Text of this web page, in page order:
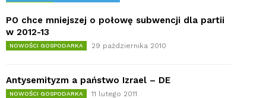
PO chce mniejszej o połowę subwencji dla partii
w 2012-13
NOWOŚCI GOSPODARKA 29 października 2010
Antysemityzm a państwo Izrael – DE
NOWOŚCI GOSPODARKA 11 lutego 2011